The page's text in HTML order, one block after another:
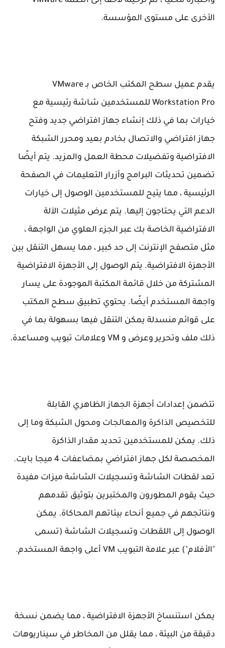
الأخرى على مستوى المؤسسة.
يقدم عميل سطح المكتب الخاص بـ VMware
Workstation Pro للمستخدمين شاشة رئيسية مع
خيارات بما في ذلك إنشاء جهاز افتراضي جديد وفتح
جهاز افتراضي والاتصال بخادم بعيد ومحرر الشبكة
الافتراضية وتفضيلات محطة العمل والمزيد. يتم أيضًا
تضمين تحديثات البرامج وأزرار التعليمات في الصفحة
الرئيسية ، مما يتيح للمستخدمين الوصول إلى خيارات
الدعم التي يحتاجون إليها. يتم عرض مثيلات الآلة
الافتراضية الخاصة بك عبر الجزء العلوي من الواجهة ،
مثل متصفح الإنترنت إلى حد كبير ، مما يسهل التنقل بين
الأجهزة الافتراضية. يتم الوصول إلى الأجهزة الافتراضية
المشتركة من خلال قائمة المكتبة الموجودة على يسار
واجهة المستخدم أيضًا. يحتوي تطبيق سطح المكتب
على قوائم منسدلة يمكن التنقل فيها بسهولة بما في
ذلك ملف وتحرير وعرض و VM وعلامات تبويب ومساعدة.
تتضمن إعدادات أجهزة الجهاز الظاهري القابلة
للتخصيص الذاكرة والمعالجات ومحول الشبكة وما إلى
ذلك. يمكن للمستخدمين تحديد مقدار الذاكرة
المخصصة لكل جهاز افتراضي بمضاعفات 4 ميجا بايت.
تعد لقطات الشاشة وتسجيلات الشاشة ميزات مفيدة
حيث يقوم المطورون والمختبرين بتوثيق تقدمهم
ونتائجهم في جميع أنحاء بيئاتهم المحاكاة. يمكن
الوصول إلى اللقطات وتسجيلات الشاشة (تسمى
"الأفلام") عبر علامة التبويب VM أعلى واجهة المستخدم.
يمكن استنساخ الأجهزة الافتراضية ، مما يضمن نسخة
دقيقة من البيئة ، مما يقلل من المخاطر في سيناريوهات